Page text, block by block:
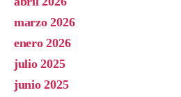
marzo 2026
enero 2026
julio 2025
junio 2025